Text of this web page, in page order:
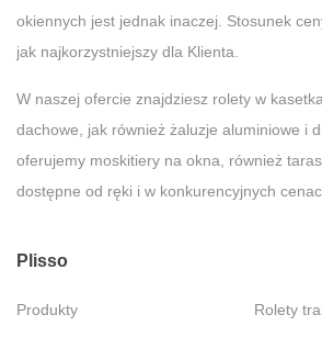
okiennych jest jednak inaczej. Stosunek
jak najkorzystniejszy dla Klienta.
W naszej ofercie znajdziesz rolety w
dachowe, jak również żaluzje aluminiowe i
oferujemy moskitiery na okna, również
dostępne od ręki i w konkurencyjnych
Plisso
Produkty Rolety